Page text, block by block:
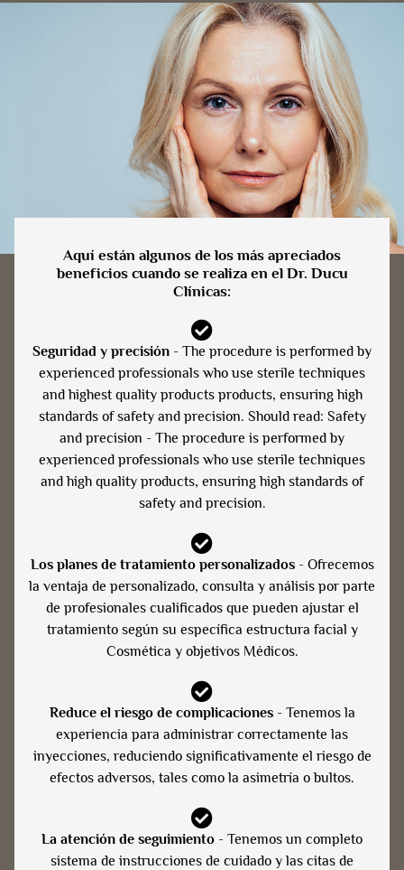
Aquí están algunos de los más apreciados
beneficios cuando se realiza en el Dr. Ducu
Clínicas:
Seguridad y precisión - The procedure is performed by
experienced professionals who use sterile techniques
and highest quality products products, ensuring high
standards of safety and precision. Should read: Safety
and precision - The procedure is performed by
experienced professionals who use sterile techniques
and high quality products, ensuring high standards of
safety and precision.
Los planes de tratamiento personalizados- Ofrecemos
la ventaja de personalizado, consulta y análisis por parte
de profesionales cualificados que pueden ajustar el
tratamiento según su específica estructura facial y
Cosmética y objetivos Médicos.
Reduce el riesgo de complicaciones - Tenemos la
experiencia para administrar correctamente las
inyecciones, reduciendo significativamente el riesgo de
efectos adversos, tales como la asimetría o bultos.
La atención de seguimiento - Tenemos un completo
sistema de instrucciones de cuidado y las citas de